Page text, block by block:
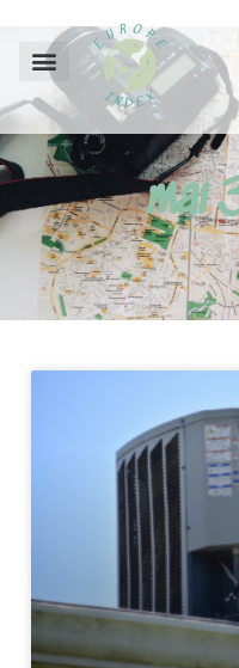
mai